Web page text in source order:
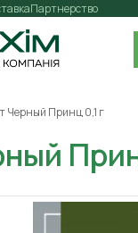
Партнерство
Черный Принц 0,1 г